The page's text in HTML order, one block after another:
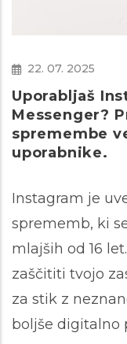
22. 07. 2025
Uporabljaš
Messenger?
spremembe
uporabnike.
Instagram je
sprememb, ki
mlajših od 16
zaščititi tvojo
za stik z
boljše digitalno